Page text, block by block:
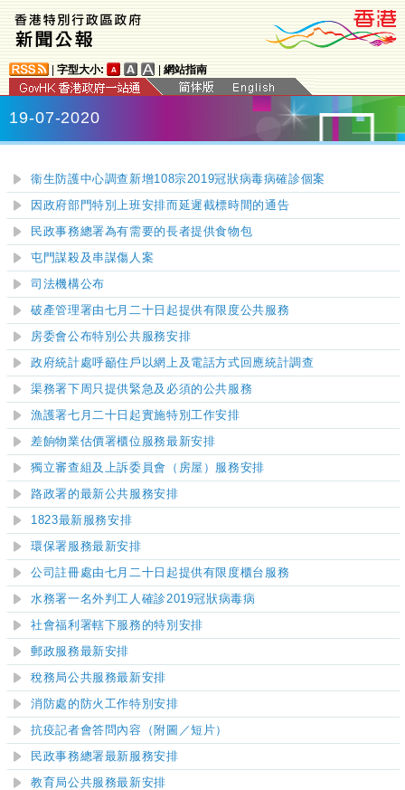
字型大小: 網站指南
19-07-2020
衞生防護中心調查新增108宗2019冠狀病毒病確診個案
因政府部門特別上班安排而延遲截標時間的通告
民政事務總署為有需要的長者提供食物包
屯門謀殺及串謀傷人案
司法機構公布
破產管理署由七月二十日起提供有限度公共服務
房委會公布特別公共服務安排
政府統計處呼籲住戶以網上及電話方式回應統計調查
渠務署下周只提供緊急及必須的公共服務
漁護署七月二十日起實施特別工作安排
差餉物業估價署櫃位服務最新安排
獨立審查組及上訴委員會（房屋）服務安排
路政署的最新公共服務安排
1823最新服務安排
環保署服務最新安排
公司註冊處由七月二十日起提供有限度櫃台服務
水務署一名外判工人確診2019冠狀病毒病
社會福利署轄下服務的特別安排
郵政服務最新安排
稅務局公共服務最新安排
消防處的防火工作特別安排
抗疫記者會答問內容（附圖／短片）
民政事務總署最新服務安排
教育局公共服務最新安排